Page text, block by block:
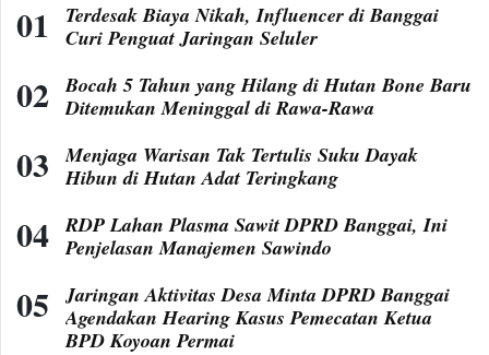
Terdesak Biaya Nikah, Influencer di Banggai
Curi Penguat Jaringan Seluler
Bocah 5 Tahun yang Hilang di Hutan Bone Baru
Ditemukan Meninggal di Rawa-Rawa
Menjaga Warisan Tak Tertulis Suku Dayak
Hibun di Hutan Adat Teringkang
RDP Lahan Plasma Sawit DPRD Banggai, Ini
Penjelasan Manajemen Sawindo
Jaringan Aktivitas Desa Minta DPRD Banggai
Agendakan Hearing Kasus Pemecatan Ketua
BPD Koyoan Permai